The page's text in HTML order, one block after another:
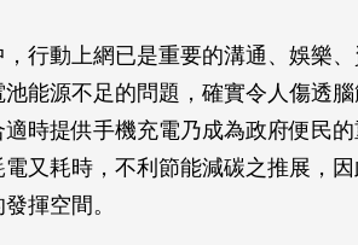
行動上網已是重要的溝通、娛樂
能源不足的問題，確實令人傷透
時提供手機充電乃成為政府便民
又耗時，不利節能減碳之推展，
揮空間。